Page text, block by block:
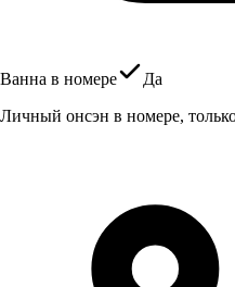
Ванна в номере
Да
Личный онсэн в номере,